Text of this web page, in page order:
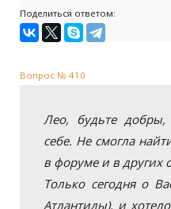
Поделиться ответом:
Вопрос № 410
Лео, будьте добры,
себе. Не смогла
в форуме и в других
Только сегодня о
Атлантиды), и